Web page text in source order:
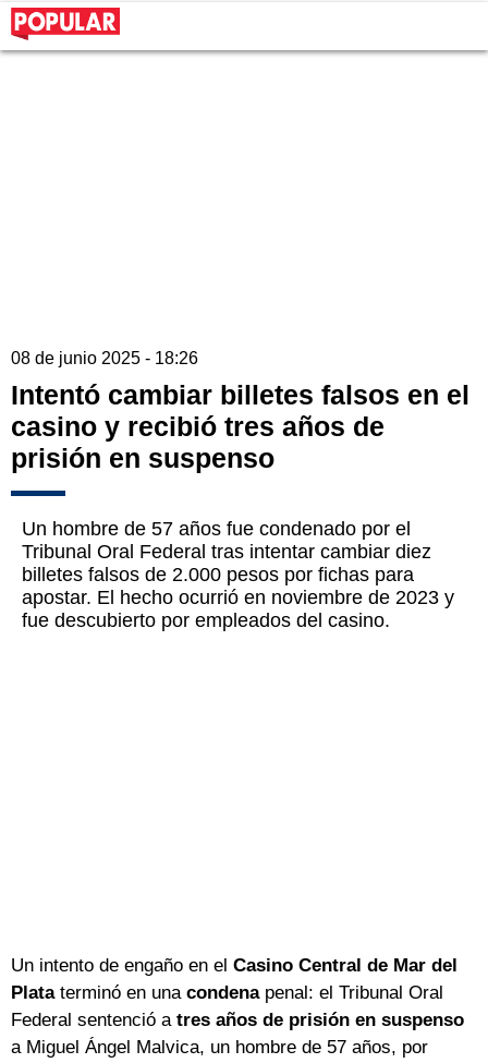
08 de junio 2025 - 18:26
Intentó cambiar billetes falsos en el
casino y recibió tres años de
prisión en suspenso
Un hombre de 57 años fue condenado por el
Tribunal Oral Federal tras intentar cambiar diez
billetes falsos de 2.000 pesos por fichas para
apostar. El hecho ocurrió en noviembre de 2023 y
fue descubierto por empleados del casino.
Un intento de engaño en el Casino Central de Mar del
Plataterminó en una condena penal: el Tribunal Oral
Federal sentenció a tres años de prisión en suspenso
a Miguel Ángel Malvica, un hombre de 57 años, por